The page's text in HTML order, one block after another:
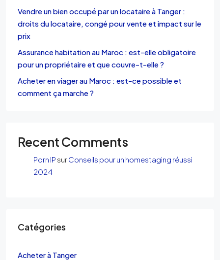
Vendre un bien occupé par un locataire à Tanger :
droits du locataire, congé pour vente et impact sur le
prix
Assurance habitation au Maroc : est-elle obligatoire
pour un propriétaire et que couvre-t-elle ?
Acheter en viager au Maroc : est-ce possible et
comment ça marche ?
Recent Comments
Porn IP surConseils pour un homestaging réussi
2024
Catégories
Acheter à Tanger